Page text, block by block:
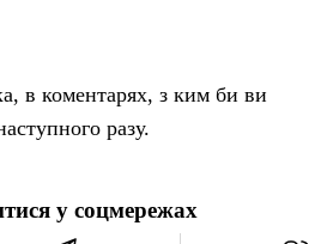
в коментарях, з ким би ви
разу.
у соцмережах